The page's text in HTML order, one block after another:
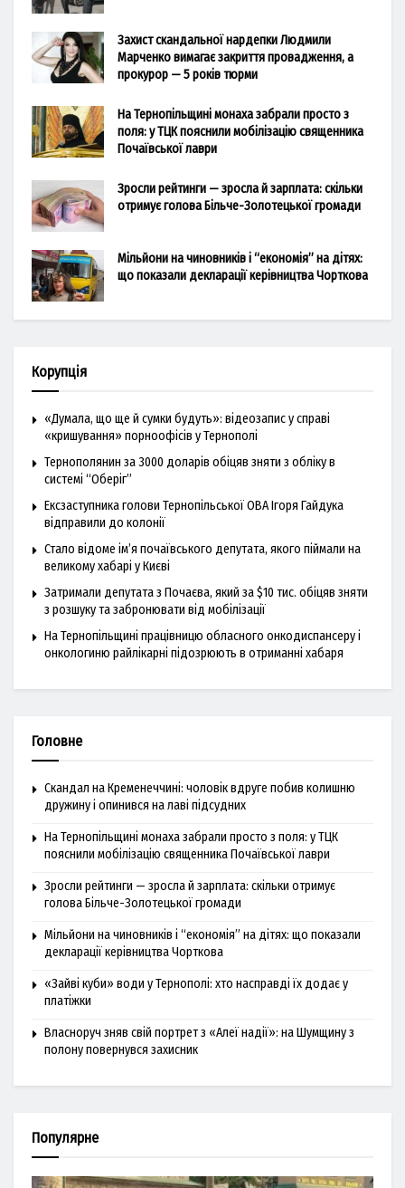
Захист скандальної нардепки Людмили
Марченко вимагає закриття провадження, а
прокурор — 5 років тюрми
На Тернопільщині монаха забрали просто з
поля: у ТЦК пояснили мобілізацію священника
Почаївської лаври
Зросли рейтинги — зросла й зарплата: скільки
отримує голова Більче-Золотецької громади
Мільйони на чиновників і “економія” на дітях:
що показали декларації керівництва Чорткова
Корупція
«Думала, що ще й сумки будуть»: відеозапис у справі
«кришування» порноофісів у Тернополі
Тернополянин за 3000 доларів обіцяв зняти з обліку в
системі “Оберіг”
Ексзаступника голови Тернопільської ОВА Ігоря Гайдука
відправили до колонії
Стало відоме ім’я почаївського депутата, якого піймали на
великому хабарі у Києві
Затримали депутата з Почаєва, який за $10 тис. обіцяв зняти
з розшуку та забронювати від мобілізації
На Тернопільщині працівницю обласного онкодиспансеру і
онкологиню райлікарні підозрюють в отриманні хабаря
Головне
Скандал на Кременеччині: чоловік вдруге побив колишню
дружину і опинився на лаві підсудних
На Тернопільщині монаха забрали просто з поля: у ТЦК
пояснили мобілізацію священника Почаївської лаври
Зросли рейтинги — зросла й зарплата: скільки отримує
голова Більче-Золотецької громади
Мільйони на чиновників і “економія” на дітях: що показали
декларації керівництва Чорткова
«Зайві куби» води у Тернополі: хто насправді їх додає у
платіжки
Власноруч зняв свій портрет з «Алеї надії»: на Шумщину з
полону повернувся захисник
Популярне